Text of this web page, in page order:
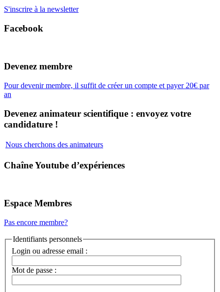
S'inscrire à la newsletter
Facebook
Devenez membre
Pour devenir membre, il suffit de créer un compte et payer 20€ par
an
Devenez animateur scientifique : envoyez votre
candidature !
Nous cherchons des animateurs
Chaîne Youtube d’expériences
Espace Membres
Pas encore membre?
Identifiants personnels
Login ou adresse email :
Mot de passe :